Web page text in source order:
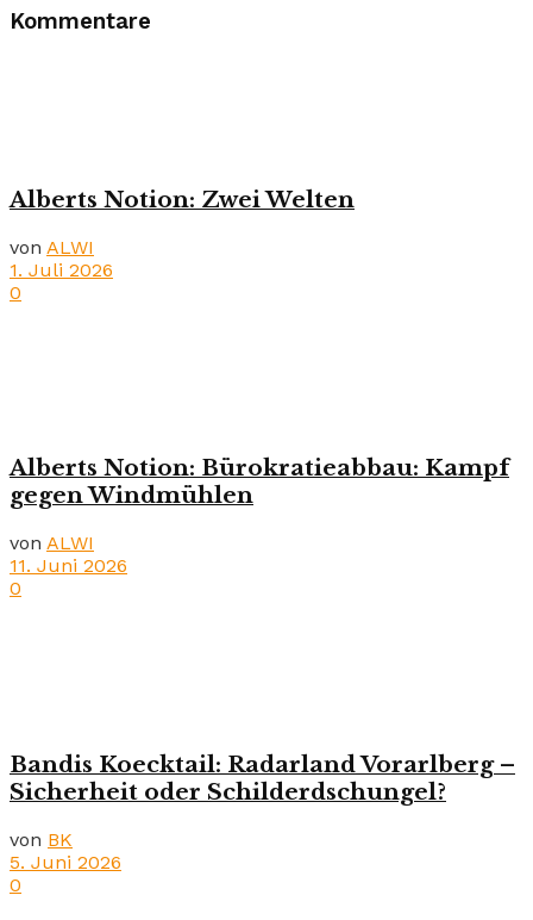
Kommentare
Alberts Notion: Zwei Welten
von ALWI
1. Juli 2026
0
Alberts Notion: Bürokratieabbau: Kampf
gegen Windmühlen
von ALWI
11. Juni 2026
0
Bandis Koecktail: Radarland Vorarlberg –
Sicherheit oder Schilderdschungel?
von BK
5. Juni 2026
0